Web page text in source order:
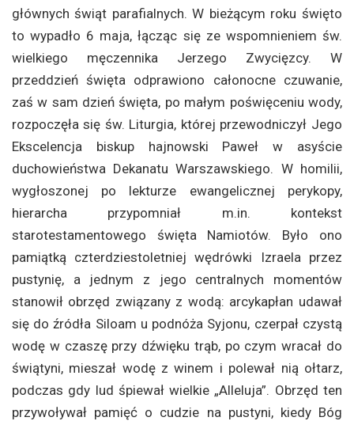
głównych świąt parafialnych. W bieżącym roku święto
to wypadło 6 maja, łącząc się ze wspomnieniem św.
wielkiego męczennika Jerzego Zwycięzcy. W
przeddzień święta odprawiono całonocne czuwanie,
zaś w sam dzień święta, po małym poświęceniu wody,
rozpoczęła się św. Liturgia, której przewodniczył Jego
Ekscelencja biskup hajnowski Paweł w asyście
duchowieństwa Dekanatu Warszawskiego. W homilii,
wygłoszonej po lekturze ewangelicznej perykopy,
hierarcha przypomniał m.in. kontekst
starotestamentowego święta Namiotów. Było ono
pamiątką czterdziestoletniej wędrówki Izraela przez
pustynię, a jednym z jego centralnych momentów
stanowił obrzęd związany z wodą: arcykapłan udawał
się do źródła Siloam u podnóża Syjonu, czerpał czystą
wodę w czaszę przy dźwięku trąb, po czym wracał do
świątyni, mieszał wodę z winem i polewał nią ołtarz,
podczas gdy lud śpiewał wielkie „Alleluja”. Obrzęd ten
przywoływał pamięć o cudzie na pustyni, kiedy Bóg